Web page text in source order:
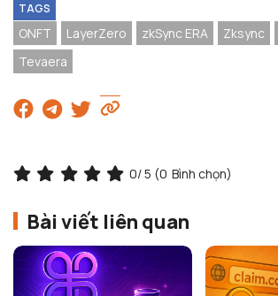
TAGS
ONFT LayerZero zkSync ERA Zksync
Tevaera
0/ 5 (0 Bình chọn)
Bài viết liên quan